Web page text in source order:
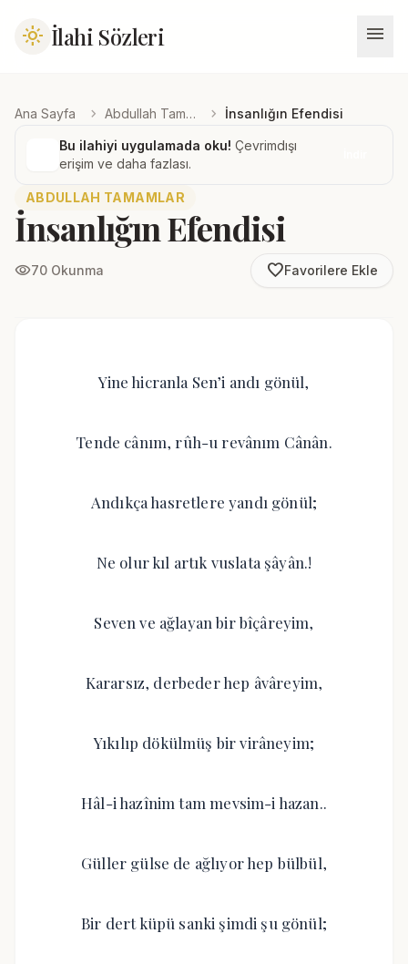
light_mode İlahi Sözleri menu
Ana Sayfa chevron_right Abdullah Tamamlar chevron_right İnsanlığın Efendisi
Bu ilahiyi uygulamada oku! Çevrimdışı
erişim ve daha fazlası.
ABDULLAH TAMAMLAR
İnsanlığın Efendisi
visibility70 Okunma favorite_borderFavorilere Ekle
Yine hicranla Sen’i andı gönül,
Tende cânım, rûh-u revânım Cânân.
Andıkça hasretlere yandı gönül;
Ne olur kıl artık vuslata şâyân.!
Seven ve ağlayan bir bîçâreyim,
Kararsız, derbeder hep âvâreyim,
Yıkılıp dökülmüş bir virâneyim;
Hâl-i hazînim tam mevsim-i hazan..
Güller gülse de ağlıyor hep bülbül,
Bir dert küpü sanki şimdi şu gönül;